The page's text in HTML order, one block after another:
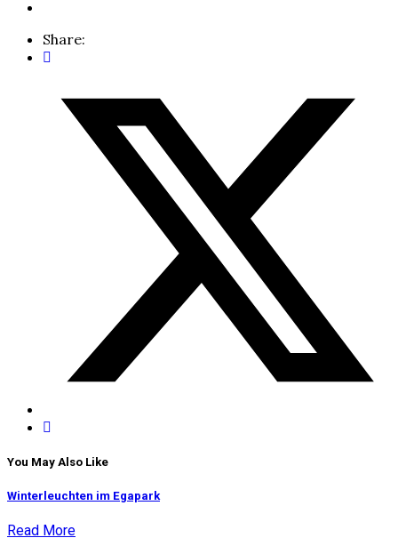
Share:
You May Also Like
Winterleuchten im Egapark
Read More